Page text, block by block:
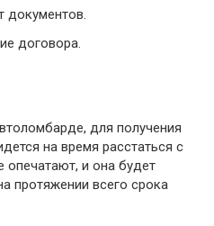
документов.
договора.
для получения
на время расстаться с
опечатают, и она будет
протяжении всего срока